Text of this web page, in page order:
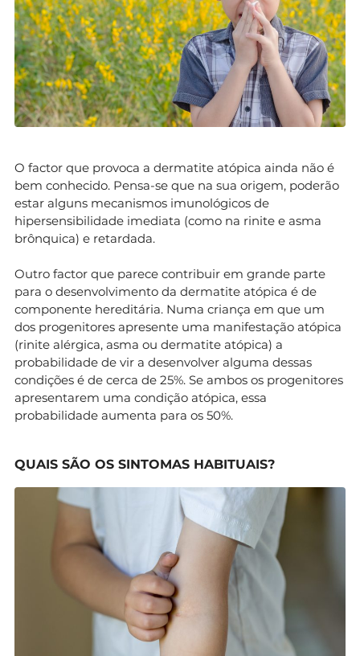
O factor que provoca a dermatite atópica ainda não é
bem conhecido. Pensa-se que na sua origem, poderão
estar alguns mecanismos imunológicos de
hipersensibilidade imediata (como na rinite e asma
brônquica) e retardada.
Outro factor que parece contribuir em grande parte
para o desenvolvimento da dermatite atópica é de
componente hereditária. Numa criança em que um
dos progenitores apresente uma manifestação atópica
(rinite alérgica, asma ou dermatite atópica) a
probabilidade de vir a desenvolver alguma dessas
condições é de cerca de 25%. Se ambos os progenitores
apresentarem uma condição atópica, essa
probabilidade aumenta para os 50%.
QUAIS SÃO OS SINTOMAS HABITUAIS?